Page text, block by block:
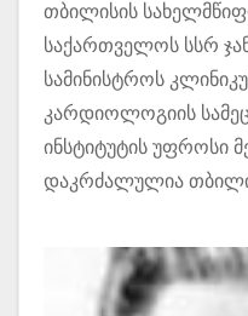
თბილისის
საქართველოს სსრ
სამინისტროს
კარდიოლოგიის
ინსტიტუტის უფროსი
დაკრძალულია